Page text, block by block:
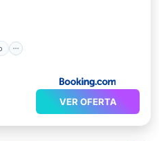
VER OFERTA